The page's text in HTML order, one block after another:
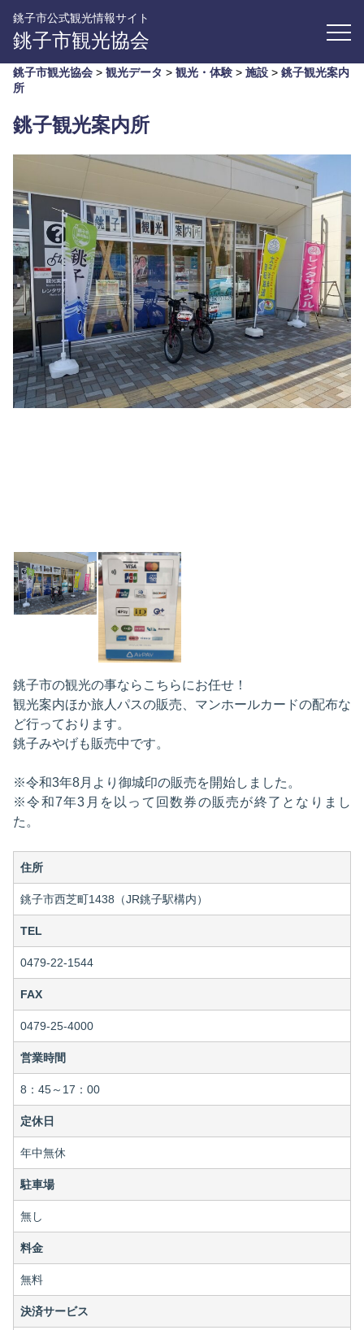
銚子市公式観光情報サイト
銚子市観光協会
銚子市観光協会 > 観光データ > 観光・体験 > 施設 > 銚子観光案内
所
銚子観光案内所
銚子市の観光の事ならこちらにお任せ！
観光案内ほか旅人パスの販売、マンホールカードの配布な
ど行っております。
銚子みやげも販売中です。
※令和3年8月より御城印の販売を開始しました。
※令和7年3月を以って回数券の販売が終了となりまし
た。
住所
銚子市西芝町1438（JR銚子駅構内）
TEL
0479-22-1544
FAX
0479-25-4000
営業時間
8：45～17：00
定休日
年中無休
駐車場
無し
料金
無料
決済サービス